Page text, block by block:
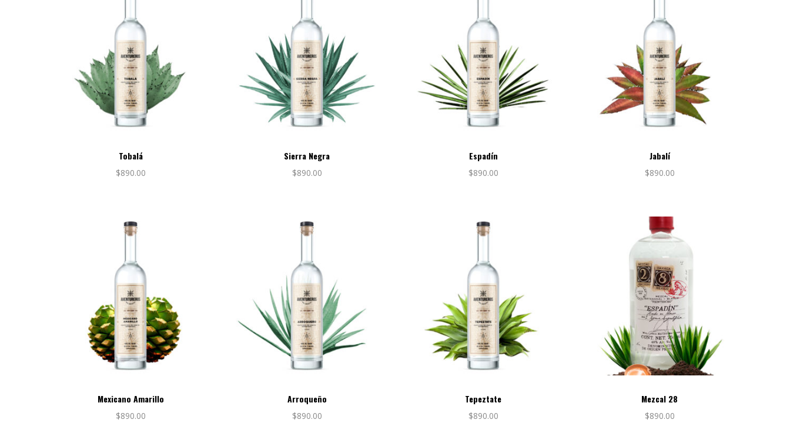
Tobalá
$890.00
Sierra Negra
$890.00
Espadín
$890.00
Jabalí
$890.00
Mexicano Amarillo
$890.00
Arroqueño
$890.00
Tepeztate
$890.00
Mezcal 28
$890.00